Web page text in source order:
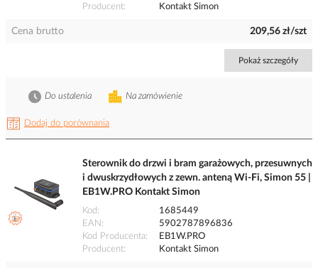
Producent
Kontakt Simon
Cena brutto 209,56 zł/szt
Pokaż szczegóły
Dodaj do porównania
Na zamówienie
Do ustalenia
Sterownik do drzwi i bram garażowych, przesuwnych
i dwuskrzydłowych z zewn. anteną Wi-Fi, Simon 55 |
EB1W.PRO Kontakt Simon
Kod
1685449
EAN
5902787896836
Kod Producenta
EB1W.PRO
Producent
Kontakt Simon